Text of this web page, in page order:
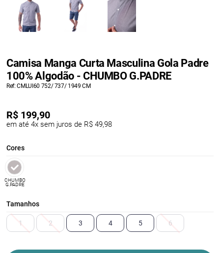
Camisa Manga Curta Masculina Gola Padre
100% Algodão - CHUMBO G.PADRE
Ref: CMLUI60 752/ 737/ 1949 CM
R$ 199,90
em até 4x sem juros de R$ 49,98
Cores
CHUMBO
G.PADRE
Tamanhos
1 2 3 4 5 6